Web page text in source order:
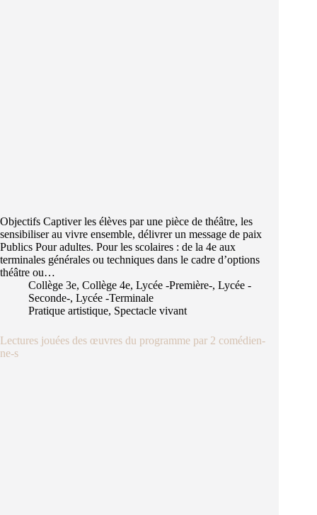
Objectifs Captiver les élèves par une pièce de théâtre, les
sensibiliser au vivre ensemble, délivrer un message de paix
Publics Pour adultes. Pour les scolaires : de la 4e aux
terminales générales ou techniques dans le cadre d’options
théâtre ou…
Collège 3e, Collège 4e, Lycée -Première-, Lycée -
Seconde-, Lycée -Terminale
Pratique artistique, Spectacle vivant
Lectures jouées des œuvres du programme par 2 comédien-
ne-s